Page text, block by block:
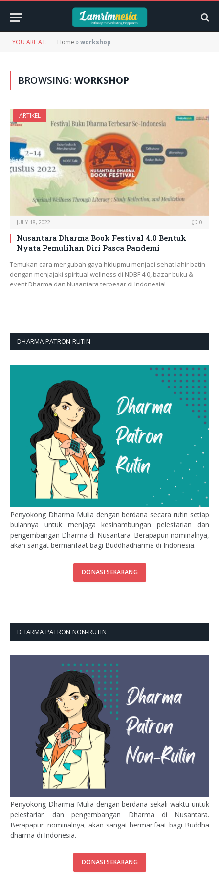
YOU ARE AT: Home »workshop
BROWSING:WORKSHOP
ARTIKEL
JULY 18, 2022 0
Nusantara Dharma Book Festival 4.0 Bentuk
Nyata Pemulihan Diri Pasca Pandemi
Temukan cara mengubah gaya hidupmu menjadi sehat lahir batin
dengan menjajaki spiritual wellness di NDBF 4.0, bazar buku &
event Dharma dan Nusantara terbesar di Indonesia!
DHARMA PATRON RUTIN
Penyokong Dharma Mulia dengan berdana secara rutin setiap
bulannya untuk menjaga kesinambungan pelestarian dan
pengembangan Dharma di Nusantara. Berapapun nominalnya,
akan sangat bermanfaat bagi Buddhadharma di Indonesia.
DONASI SEKARANG
DHARMA PATRON NON-RUTIN
Penyokong Dharma Mulia dengan berdana sekali waktu untuk
pelestarian dan pengembangan Dharma di Nusantara.
Berapapun nominalnya, akan sangat bermanfaat bagi Buddha
dharma di Indonesia.
DONASI SEKARANG